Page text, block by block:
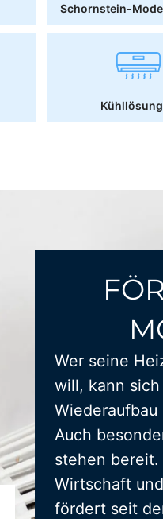
Schornstein-
Wer seine
will, kann
Auch
stehen bereit.
Wirtschaft
fördert seit